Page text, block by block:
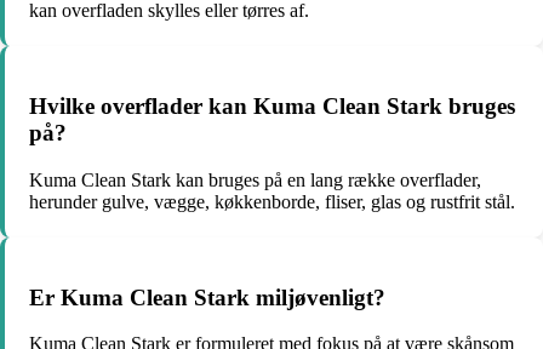
kan overfladen skylles eller tørres af.
Hvilke overflader kan Kuma Clean Stark bruges
på?
Kuma Clean Stark kan bruges på en lang række overflader,
herunder gulve, vægge, køkkenborde, fliser, glas og rustfrit stål.
Er Kuma Clean Stark miljøvenligt?
Kuma Clean Stark er formuleret med fokus på at være skånsom